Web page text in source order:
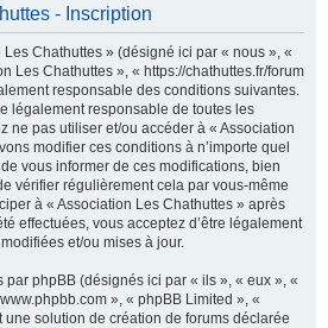
- Inscription
Chathuttes » (désigné ici par « nous », «
Les Chathuttes », « https://chathuttes.fr/forum
responsable des conditions suivantes.
légalement responsable de toutes les
ne pas utiliser et/ou accéder à « Association
modifier ces conditions à n’importe quel
vous informer de ces modifications, bien
vérifier régulièrement cela par vous-même
à « Association Les Chathuttes » après
effectuées, vous acceptez d’être légalement
et/ou mises à jour.
par phpBB (désignés ici par « ils », « eux », «
», « phpBB Limited », «
solution de création de forums déclarée